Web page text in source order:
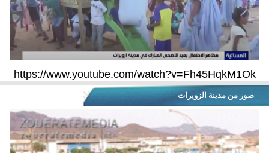
https://www.youtube.com/watch?v=Fh45HqkM1Ok
صور من مدينة الزويرات